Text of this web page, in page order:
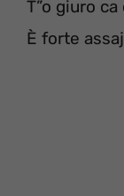
T”o giuro
È forte